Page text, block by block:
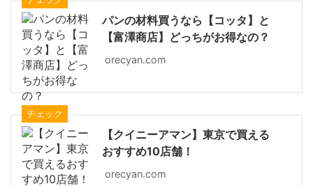
パンの材料買うなら【コッタ】と
【富澤商店】どっちがお得なの？
orecyan.com
チェック
【クイニーアマン】東京で買える
おすすめ10店舗！
orecyan.com